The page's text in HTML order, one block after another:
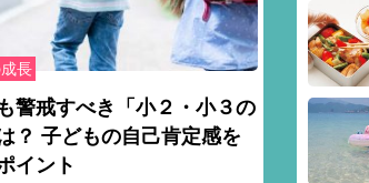
長
警戒すべき「小２・小３の
？ 子どもの自己肯定感を
イント